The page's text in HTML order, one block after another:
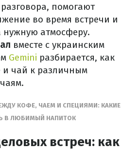
помогают
во время встречи и
нужную атмосферу.
вместе с украинским
Gemini разбирается, как
и чай к различным
КОФЕ, ЧАЕМ И СПЕЦИЯМИ: КАКИЕ
В ЛЮБИМЫЙ НАПИТОК
встреч: как